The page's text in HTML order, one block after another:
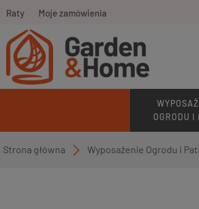
Raty Moje zamówienia
OGRODU I
Strona główna Wyposażenie Ogrodu i